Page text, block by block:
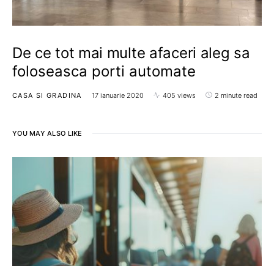
De ce tot mai multe afaceri aleg sa
foloseasca porti automate
CASA SI GRADINA 17 ianuarie 2020 405 views 2 minute read
YOU MAY ALSO LIKE